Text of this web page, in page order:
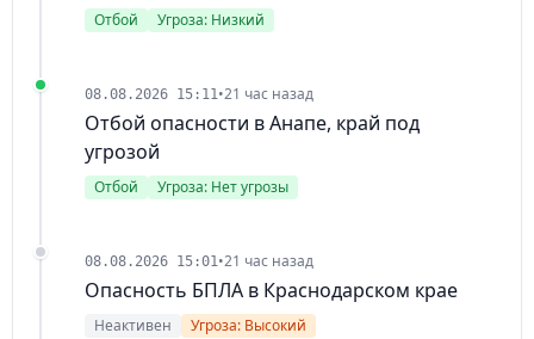
Отбой Угроза: Низкий
08.08.2026 15:11•21 час назад
Отбой опасности в Анапе, край под
угрозой
Отбой Угроза: Нет угрозы
08.08.2026 15:01•21 час назад
Опасность БПЛА в Краснодарском крае
Неактивен Угроза: Высокий